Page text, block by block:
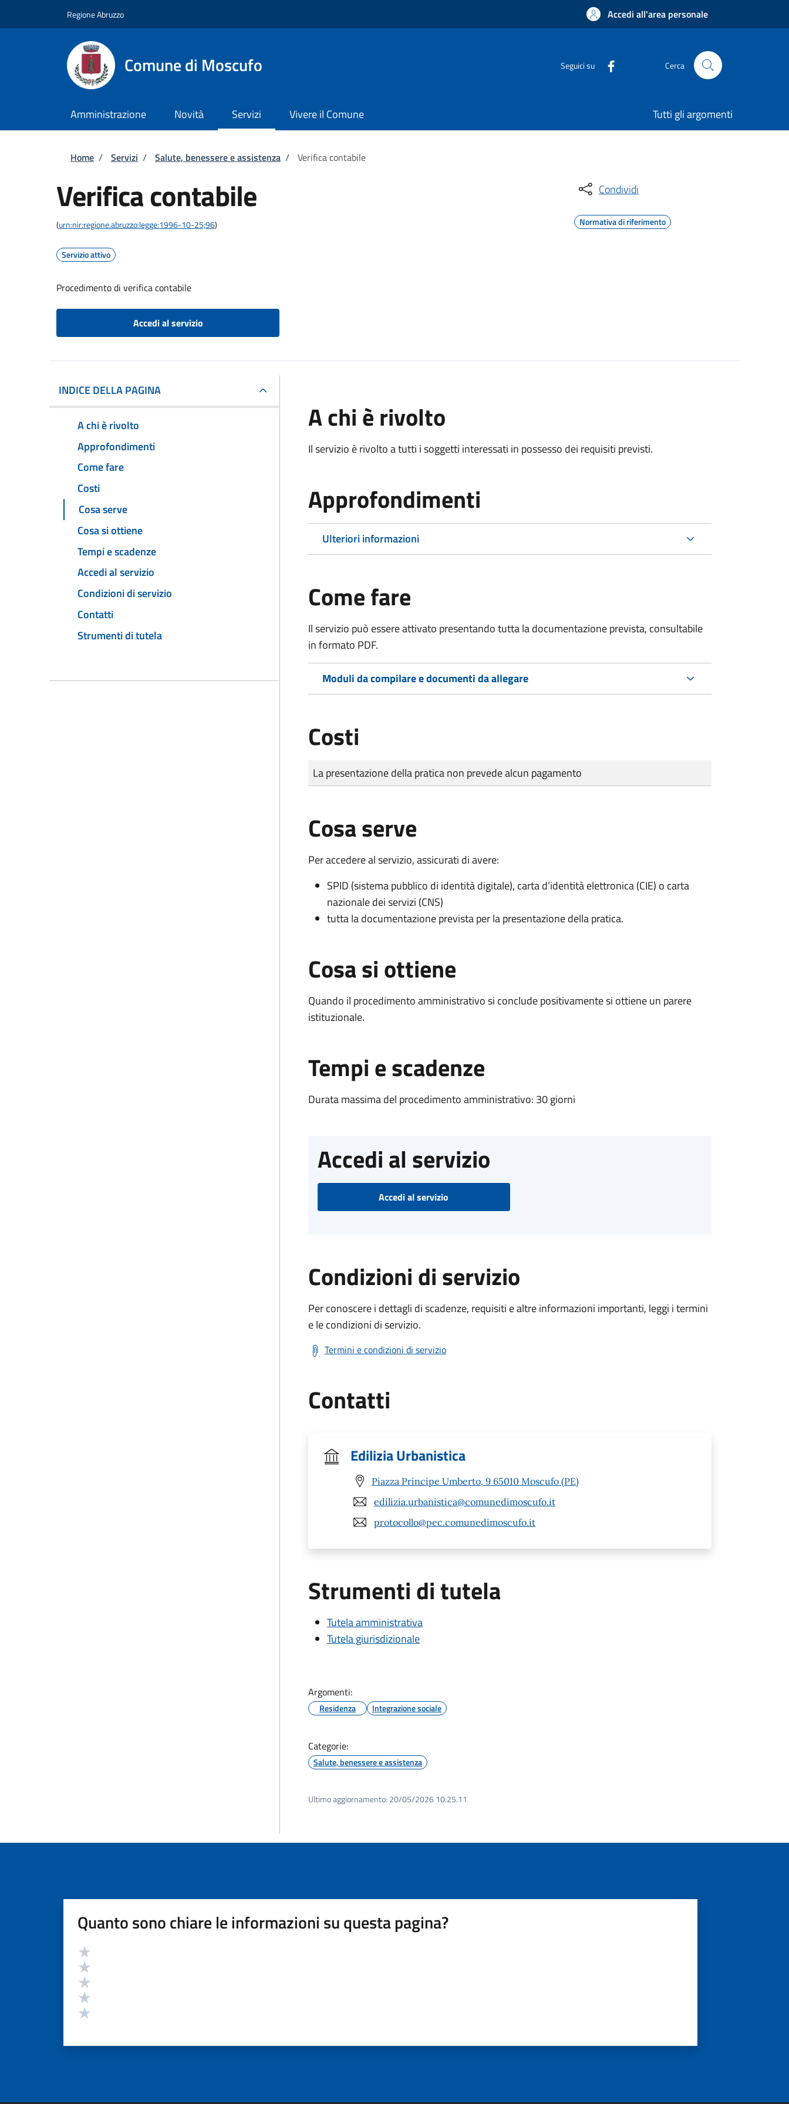
Regione Abruzzo Accedi all'area personale
Comune di Moscufo Seguici su Cerca
Amministrazione Novità Servizi Vivere il Comune Tutti gli argomenti
Briciole di pane
Home / Servizi / Salute, benessere e assistenza / Verifica contabile
Verifica contabile
(urn:nir:regione.abruzzo:legge:1996-10-25;96)
Servizio attivo
Procedimento di verifica contabile
Accedi al servizio
Condividi
Normativa di riferimento
INDICE DELLA PAGINA
A chi è rivolto
Approfondimenti
Come fare
Costi
Cosa serve
Cosa si ottiene
Tempi e scadenze
Accedi al servizio
Condizioni di servizio
Contatti
Strumenti di tutela
A chi è rivolto
Il servizio è rivolto a tutti i soggetti interessati in possesso dei requisiti previsti.
Approfondimenti
Ulteriori informazioni
Come fare
Il servizio può essere attivato presentando tutta la documentazione prevista, consultabile
in formato PDF.
Moduli da compilare e documenti da allegare
Costi
Tipo di pagamento
Importo
La presentazione della pratica non prevede alcun pagamento
Cosa serve
Per accedere al servizio, assicurati di avere:
SPID (sistema pubblico di identità digitale), carta d’identità elettronica (CIE) o carta
nazionale dei servizi (CNS)
tutta la documentazione prevista per la presentazione della pratica.
Cosa si ottiene
Quando il procedimento amministrativo si conclude positivamente si ottiene un parere
istituzionale.
Tempi e scadenze
Durata massima del procedimento amministrativo: 30 giorni
Accedi al servizio
Accedi al servizio
Condizioni di servizio
Per conoscere i dettagli di scadenze, requisiti e altre informazioni importanti, leggi i termini
e le condizioni di servizio.
Termini e condizioni di servizio
Contatti
Edilizia Urbanistica
Piazza Principe Umberto, 9 65010 Moscufo (PE)
edilizia.urbanistica@comunedimoscufo.it
protocollo@pec.comunedimoscufo.it
Strumenti di tutela
Tutela amministrativa
Tutela giurisdizionale
Argomenti:
Residenza Integrazione sociale
Categorie:
Salute, benessere e assistenza
Ultimo aggiornamento: 20/05/2026 10:25.11
Quanto sono chiare le informazioni su questa pagina?
Valutazione